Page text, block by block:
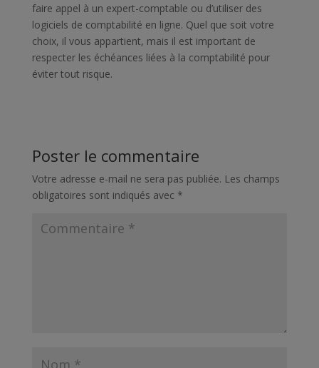
faire appel à un expert-comptable ou d’utiliser des
logiciels de comptabilité en ligne. Quel que soit votre
choix, il vous appartient, mais il est important de
respecter les échéances liées à la comptabilité pour
éviter tout risque.
Poster le commentaire
Votre adresse e-mail ne sera pas publiée. Les champs
obligatoires sont indiqués avec *